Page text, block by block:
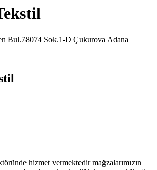
Bul.78074 Sok.1-D Çukurova Adana
hizmet vermektedir mağzalarımızın